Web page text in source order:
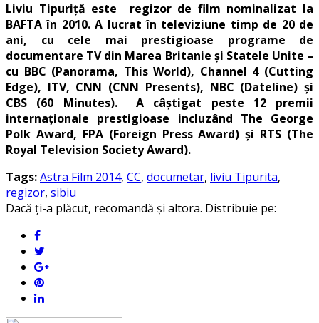
Liviu Tipuriță este regizor de film nominalizat la
BAFTA în 2010. A lucrat în televiziune timp de 20 de
ani, cu cele mai prestigioase programe de
documentare TV din Marea Britanie și Statele Unite –
cu BBC (Panorama, This World), Channel 4 (Cutting
Edge), ITV, CNN (CNN Presents), NBC (Dateline) și
CBS (60 Minutes). A câștigat peste 12 premii
internaționale prestigioase incluzând The George
Polk Award, FPA (Foreign Press Award) și RTS (The
Royal Television Society Award).
Tags:Astra Film 2014, CC, documetar, liviu Tipurita,
regizor, sibiu
Dacă ți-a plăcut, recomandă și altora. Distribuie pe: